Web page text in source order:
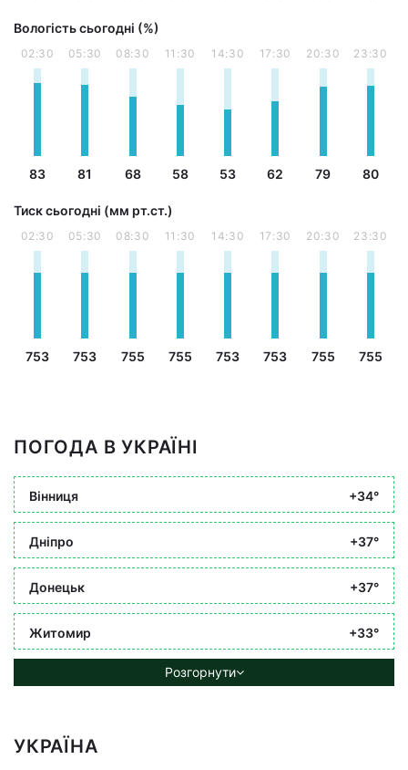
Вологість сьогодні (%)
02:30
83
05:30
81
08:30
68
11:30
58
14:30
53
17:30
62
20:30
79
23:30
80
Тиск сьогодні (мм рт.ст.)
02:30
753
05:30
753
08:30
755
11:30
755
14:30
753
17:30
753
20:30
755
23:30
755
ПОГОДА В УКРАЇНІ
Вінниця +34°
Дніпро +37°
Донецьк +37°
Житомир +33°
Розгорнути
УКРАЇНА